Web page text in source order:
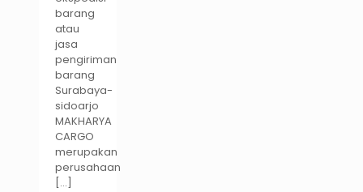
barang
atau
jasa
pengiriman
barang
Surabaya-
sidoarjo
MAKHARYA
CARGO
merupakan
perusahaan
[…]